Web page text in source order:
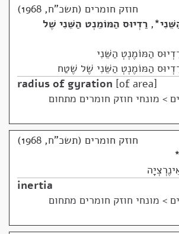
חוזק חומרים (תשכ"ח, 1968)
*
, רַדְיוּס הַמּוֹמֵנְט הַשֵּׁנִי שֶׁל
הַמּוֹמֶנְטְ הַשֵּׁנִי
הַמּוֹמֶנְטְ הַשֵּׁנִי שֶׁל שֶׁטַח
radius of gyration of area
> מונחי חוזק חומרים מתחום
חוזק חומרים (תשכ"ח, 1968)
*
inertia
> מונחי חוזק חומרים מתחום